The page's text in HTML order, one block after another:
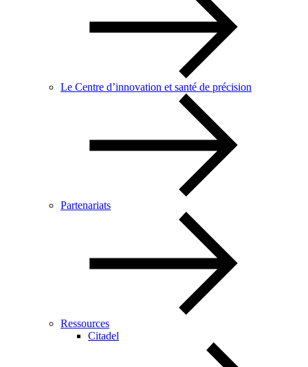
Le Centre d’innovation et santé de précision
Partenariats
Ressources
Citadel